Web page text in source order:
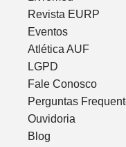
Revista EURP
Eventos
Atlética AUF
LGPD
Fale Conosco
Perguntas
Ouvidoria
Blog